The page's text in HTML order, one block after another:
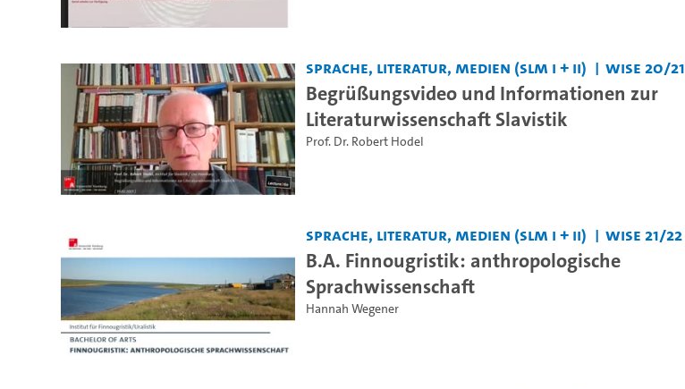
Sprache, Literatur, Medien (SLM I + II) WiSe 20/21
Begrüßungsvideo und Informationen zur
Literaturwissenschaft Slavistik
Prof. Dr. Robert Hodel
Sprache, Literatur, Medien (SLM I + II) WiSe 21/22
B.A. Finnougristik: anthropologische
Sprachwissenschaft
Hannah Wegener